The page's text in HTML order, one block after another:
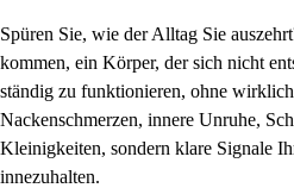
Spüren Sie, wie der Alltag Sie
kommen, ein Körper, der sich nicht
ständig zu funktionieren, ohne
Nackenschmerzen, innere Unruhe,
Kleinigkeiten, sondern klare Signale
innezuhalten.